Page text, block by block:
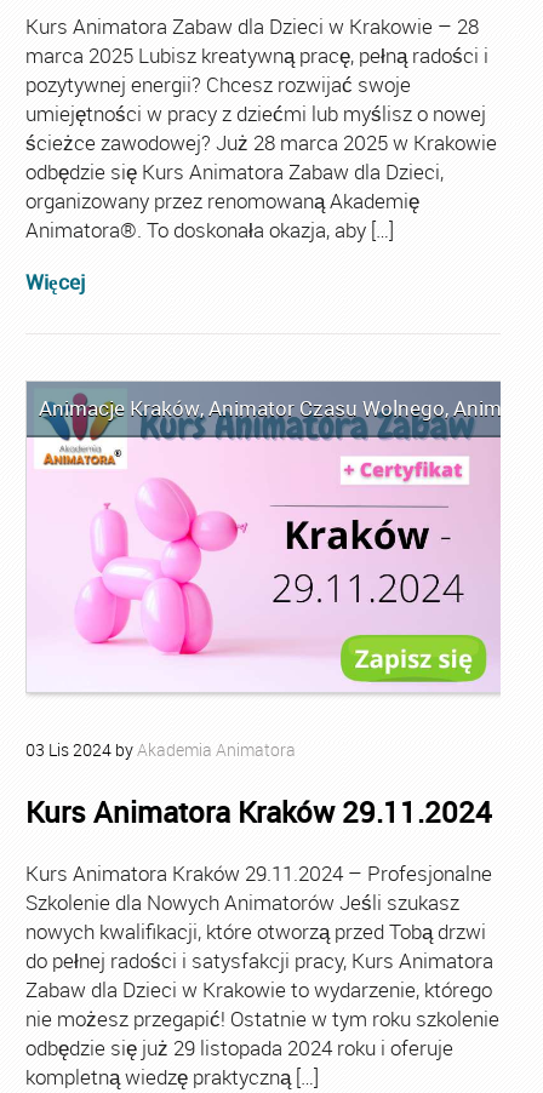
Kurs Animatora Zabaw dla Dzieci w Krakowie – 28
marca 2025 Lubisz kreatywną pracę, pełną radości i
pozytywnej energii? Chcesz rozwijać swoje
umiejętności w pracy z dziećmi lub myślisz o nowej
ścieżce zawodowej? Już 28 marca 2025 w Krakowie
odbędzie się Kurs Animatora Zabaw dla Dzieci,
organizowany przez renomowaną Akademię
Animatora®. To doskonała okazja, aby […]
Więcej
Animacje Kraków,Animator Czasu Wolnego,
03 Lis2024 byAkademia Animatora
Kurs Animatora Kraków 29.11.2024
Kurs Animatora Kraków 29.11.2024 – Profesjonalne
Szkolenie dla Nowych Animatorów Jeśli szukasz
nowych kwalifikacji, które otworzą przed Tobą drzwi
do pełnej radości i satysfakcji pracy, Kurs Animatora
Zabaw dla Dzieci w Krakowie to wydarzenie, którego
nie możesz przegapić! Ostatnie w tym roku szkolenie
odbędzie się już 29 listopada 2024 roku i oferuje
kompletną wiedzę praktyczną […]